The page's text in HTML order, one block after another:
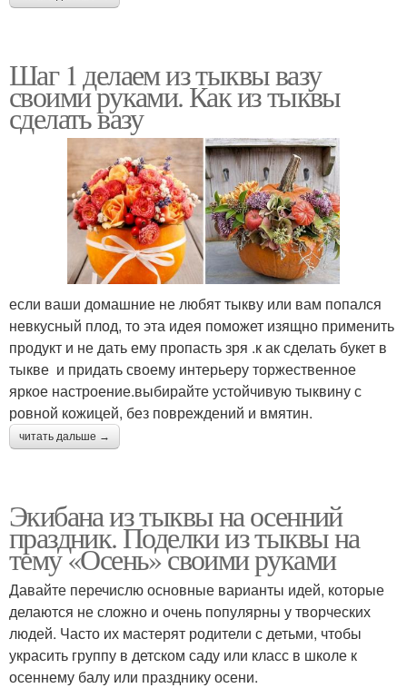
Шаг 1 делаем из тыквы вазу
своими руками. Как из тыквы
сделать вазу
если ваши домашние не любят тыкву или вам попался
невкусный плод, то эта идея поможет изящно применить
продукт и не дать ему пропасть зря .к ак сделать букет в
тыкве и придать своему интерьеру торжественное
яркое настроение.выбирайте устойчивую тыквину с
ровной кожицей, без повреждений и вмятин.
читать дальше →
Экибана из тыквы на осенний
праздник. Поделки из тыквы на
тему «Осень» своими руками
Давайте перечислю основные варианты идей, которые
делаются не сложно и очень популярны у творческих
людей. Часто их мастерят родители с детьми, чтобы
украсить группу в детском саду или класс в школе к
осеннему балу или празднику осени.